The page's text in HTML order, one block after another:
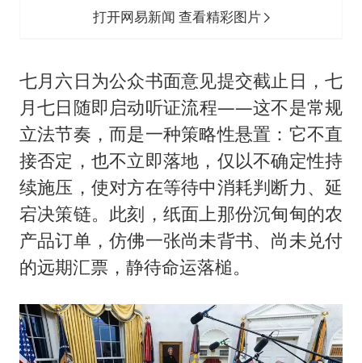
打开网易新闻 查看精彩图片
七月六日为公众书面意见提交截止日，七
月七日随即启动听证流程——这不是常规
立法节奏，而是一种策略性悬置：它不直
接否定，也不立即落地，仅以不确定性持
续施压，使对方在等待中消耗判断力、延
宕决策链。此刻，纸面上那份沉甸甸的农
产品订单，仿佛一张尚未背书、尚未兑付
的远期汇票，静待命运落槌。